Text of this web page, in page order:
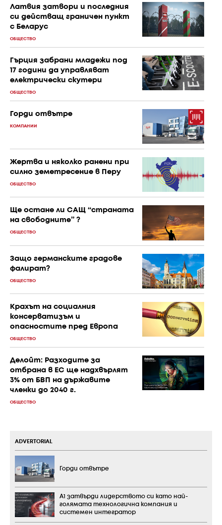
Латвия затвори и последния
си действащ граничен пункт
с Беларус
ОБЩЕСТВО
Гърция забрани младежи под
17 години да управляват
електрически скутери
ОБЩЕСТВО
Горди отвътре
КОМПАНИИ
Жертва и няколко ранени при
силно земетресение в Перу
ОБЩЕСТВО
Ще остане ли САЩ “страната
на свободните” ?
ОБЩЕСТВО
Защо германските градове
фалират?
ОБЩЕСТВО
Крахът на социалния
консерватизъм и
опасностите пред Европа
ОБЩЕСТВО
Делойт: Разходите за
отбрана в ЕС ще надхвърлят
3% от БВП на държавите
членки до 2040 г.
ОБЩЕСТВО
ADVERTORIAL
Горди отвътре
А1 затвърди лидерството си като най-
голямата технологична компания и
системен интегратор